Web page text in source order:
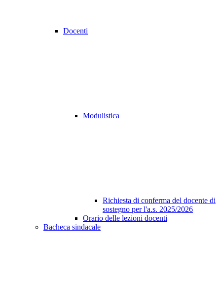
Docenti
Modulistica
Richiesta di conferma del docente di
sostegno per l'a.s. 2025/2026
Orario delle lezioni docenti
Bacheca sindacale